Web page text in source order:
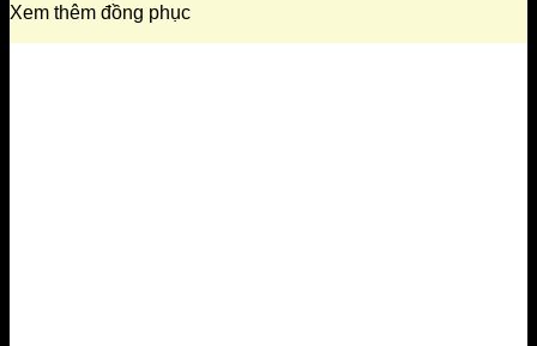
Xem thêm đồng phục